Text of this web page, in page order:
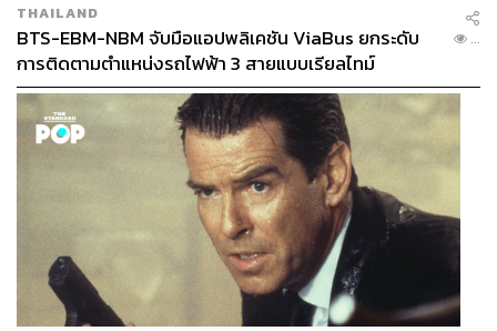
THAILAND
BTS-EBM-NBM จับมือแอปพลิเคชัน ViaBus ยกระดับ
การติดตามตำแหน่งรถไฟฟ้า 3 สายแบบเรียลไทม์
...